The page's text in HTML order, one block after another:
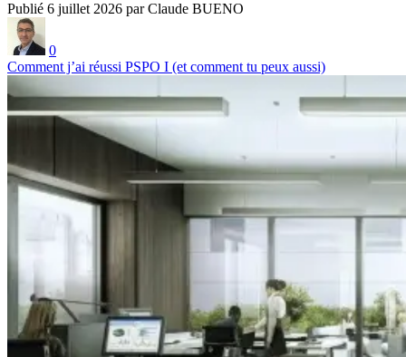
Publié 6 juillet 2026 par Claude BUENO
0
Comment j’ai réussi PSPO I (et comment tu peux aussi)